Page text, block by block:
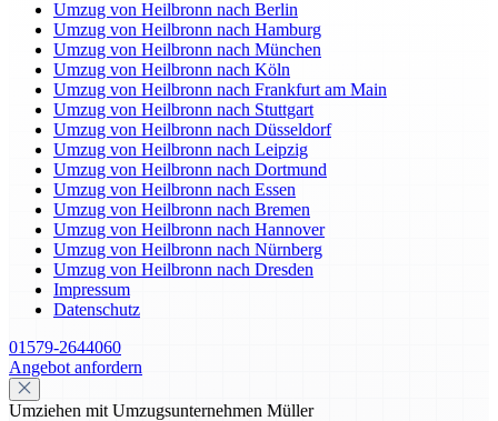
Umzug von Heilbronn nach Berlin
Umzug von Heilbronn nach Hamburg
Umzug von Heilbronn nach München
Umzug von Heilbronn nach Köln
Umzug von Heilbronn nach Frankfurt am Main
Umzug von Heilbronn nach Stuttgart
Umzug von Heilbronn nach Düsseldorf
Umzug von Heilbronn nach Leipzig
Umzug von Heilbronn nach Dortmund
Umzug von Heilbronn nach Essen
Umzug von Heilbronn nach Bremen
Umzug von Heilbronn nach Hannover
Umzug von Heilbronn nach Nürnberg
Umzug von Heilbronn nach Dresden
Impressum
Datenschutz
01579-2644060
Angebot anfordern
Umziehen mit Umzugsunternehmen Müller